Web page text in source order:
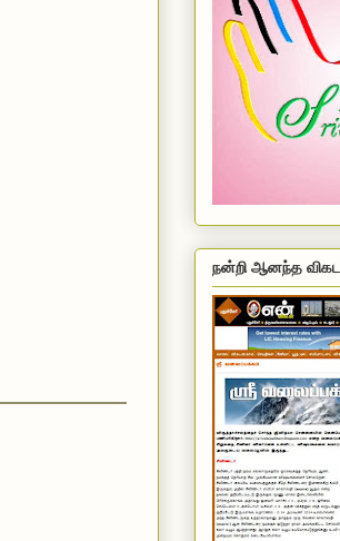
நன்றி ஆனந்த